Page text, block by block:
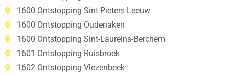
1600 Ontstopping Sint-Pieters-Leeuw
1600 Ontstopping Oudenaken
1600 Ontstopping Sint-Laureins-Berchem
1601 Ontstopping Ruisbroek
1602 Ontstopping Vlezenbeek